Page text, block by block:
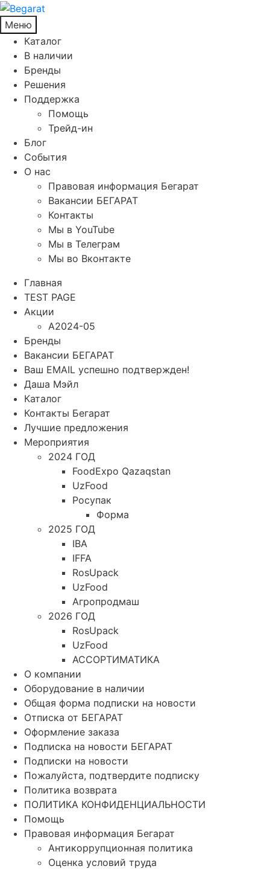
Меню
Каталог
В наличии
Бренды
Решения
Поддержка
Помощь
Трейд-ин
Блог
События
О нас
Правовая информация Бегарат
Вакансии БЕГАРАТ
Контакты
Мы в YouTube
Мы в Телеграм
Мы во Вконтакте
Главная
TEST PAGE
Акции
A2024-05
Бренды
Вакансии БЕГАРАТ
Ваш EMAIL успешно подтвержден!
Даша Мэйл
Каталог
Контакты Бегарат
Лучшие предложения
Мероприятия
2024 ГОД
FoodExpo Qazaqstan
UzFood
Росупак
Форма
2025 ГОД
IBA
IFFA
RosUpack
UzFood
Агропродмаш
2026 ГОД
RosUpack
UzFood
АССОРТИМАТИКА
О компании
Оборудование в наличии
Общая форма подписки на новости
Отписка от БЕГАРАТ
Оформление заказа
Подписка на новости БЕГАРАТ
Подписки на новости
Пожалуйста, подтвердите подписку
Политика возврата
ПОЛИТИКА КОНФИДЕНЦИАЛЬНОСТИ
Помощь
Правовая информация Бегарат
Антикоррупционная политика
Оценка условий труда